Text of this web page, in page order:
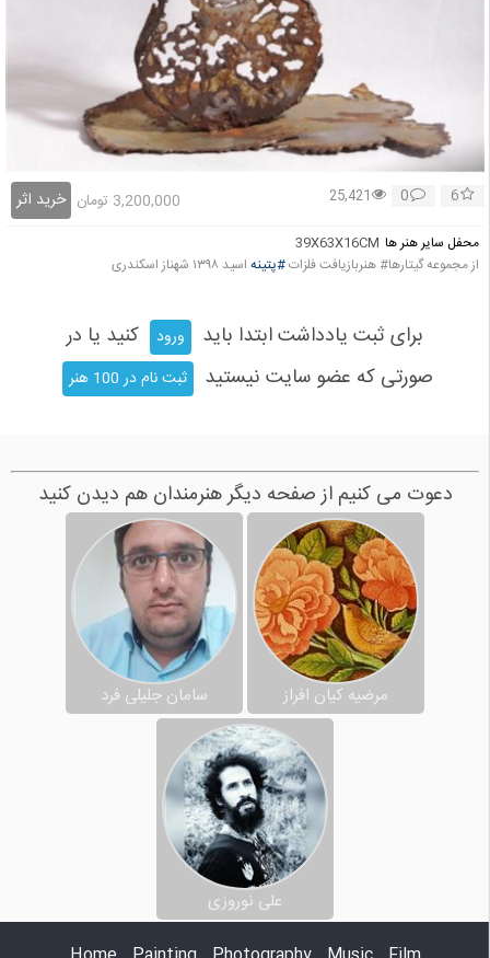
6
0
25,421
3,200,000 تومان خرید اثر
محفل سایر هنر ها 39X63X16CM
از مجموعه گیتارها# هنربازیافت فلزات#پتینه اسید ۱۳۹۸ شهناز اسکندری
برای ثبت یادداشت ابتدا باید ورود
کنید یا در
صورتی که عضو سایت نیستید
ثبت نام در 100 هنر
دعوت می کنیم از صفحه دیگر هنرمندان هم دیدن کنید
مرضیه کیان افراز سامان جلیلی فرد
علی نوروزی